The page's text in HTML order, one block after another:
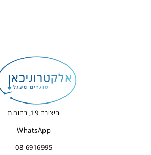
היצירה 19, רחובות
WhatsApp
08-6916995